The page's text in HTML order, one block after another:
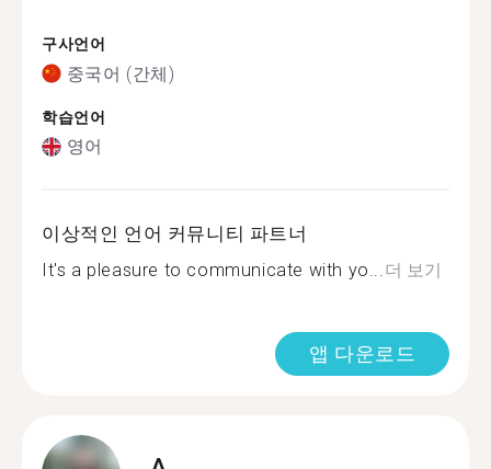
구사언어
중국어 (간체)
학습언어
영어
이상적인 언어 커뮤니티 파트너
It's a pleasure to communicate with yo...더 보기
앱 다운로드